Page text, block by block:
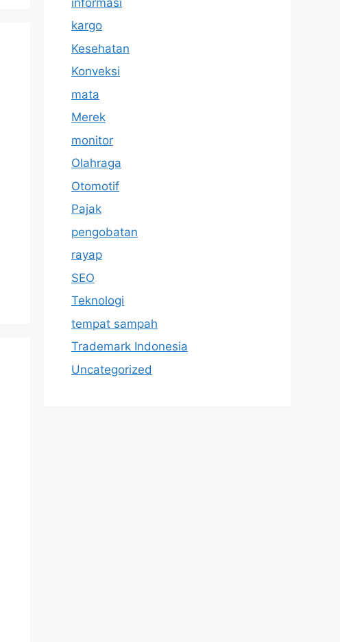
kargo
Kesehatan
Konveksi
mata
Merek
monitor
Olahraga
Otomotif
Pajak
pengobatan
rayap
SEO
Teknologi
tempat sampah
Trademark Indonesia
Uncategorized